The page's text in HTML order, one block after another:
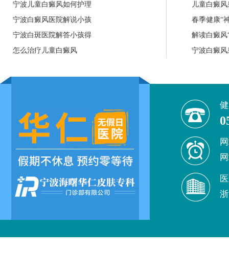
宁波儿童白癜风如何护理
宁波白癜风医院解说小孩
宁波白斑医院解答小孩得
怎么治疗儿童白癜风
儿童白癜
春季健康“
解读白癜风
宁波白癜